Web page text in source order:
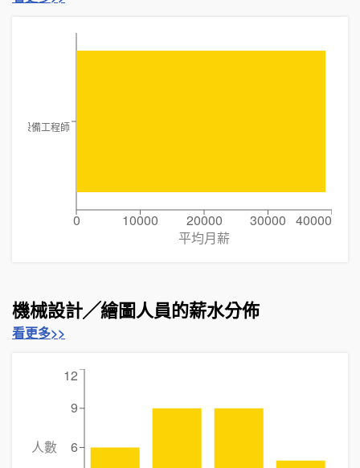
0 10000 20000 30000 40000
平均月薪
動化設備工程師
機械設計╱繪圖人員的薪水分佈
看更多>>
6
9
12
人數